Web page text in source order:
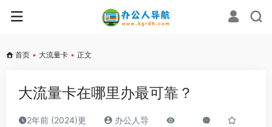
首页 • 大流量卡 • 正文
大流量卡在哪里办最可靠？
2年前 (2024)更
办公人导